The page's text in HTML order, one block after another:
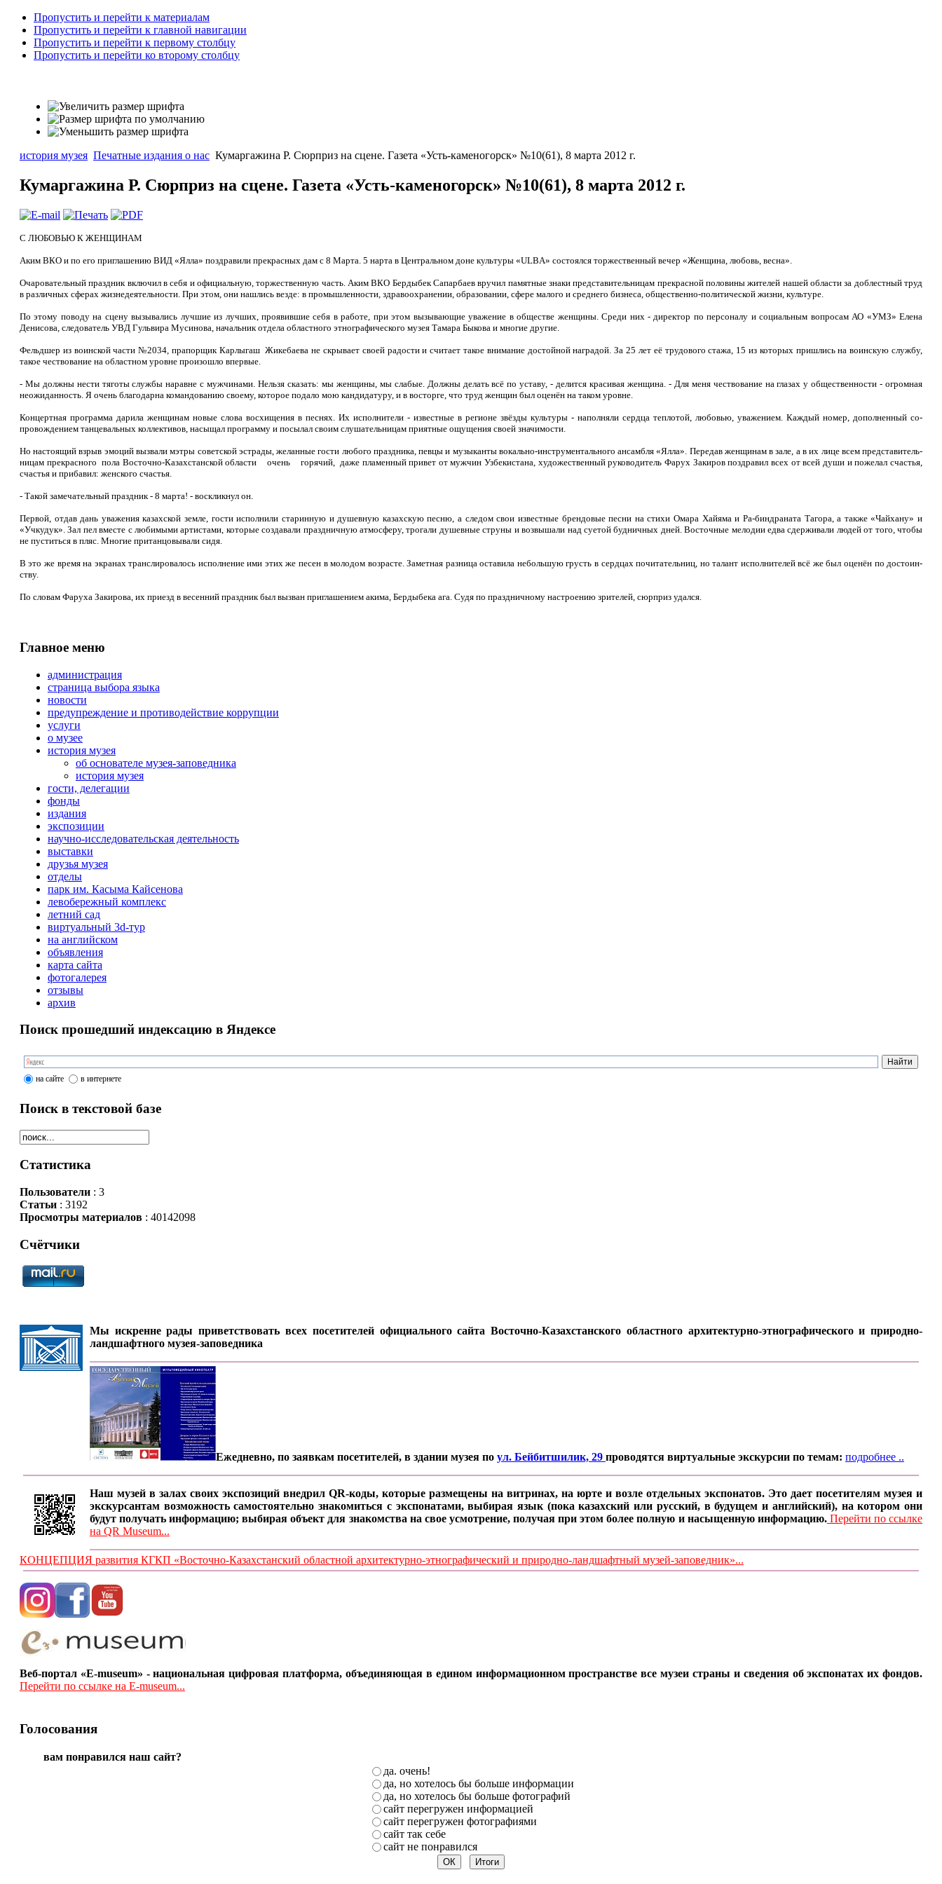
Пропустить и перейти к материалам
Пропустить и перейти к главной навигации
Пропустить и перейти к первому столбцу
Пропустить и перейти ко второму столбцу
история музея Печатные издания о нас Кумаргажина Р. Сюрприз на сцене. Газета «Усть-каменогорск» №10(61), 8 марта 2012 г.
Кумаргажина Р. Сюрприз на сцене. Газета «Усть-каменогорск» №10(61), 8 марта 2012 г.
С ЛЮБОВЬЮ К ЖЕНЩИНАМ
Аким ВКО и по его приглаше­нию ВИД «Ялла» поздравили прекрасных дам с 8 Марта. 5 нарта в Центральном доне культуры «ULBA» состоялся торжественный вечер «Жен­щина, любовь, весна».
Очаровательный празд­ник включил в себя и офи­циальную, торжественную часть. Аким ВКО Бердыбек Сапарбаев вручил памят­ные знаки представитель­ницам прекрасной полови­ны жителей нашей области за доблестный труд
в раз­личных сферах жизнедея­тельности. При этом, они нашлись везде: в промыш­ленности, здравоохране­нии, образовании, сфере малого и среднего бизнеса, общественно-политиче­ской жизни, культуре.
По этому поводу на сце­ну вызывались лучшие из лучших, проявившие себя в работе, при этом вызы­вающие уважение в обще­стве женщины. Среди них - директор по персоналу и социальным вопросам АО «УМЗ» Елена
Денисова, следователь УВД Гульвира Мусинова, начальник от­дела областного этногра­фического музея Тамара Быкова и многие другие.
Фельдшер из воинской части №2034, прапорщик Карлыгаш Жикебаева не скрывает своей радости и считает такое внимание достойной наградой. За 25 лет её трудового стажа, 15 из которых пришлись на воинскую службу,
такое чествование на областном уровне произошло впер­вые.
- Мы должны нести тя­готы службы наравне с мужчинами. Нельзя ска­зать: мы женщины, мы сла­бые. Должны делать всё по уставу, - делится красивая женщина. - Для меня че­ствование на глазах у общественности - огромная
неожиданность. Я очень благодарна командованию своему, которое подало мою кандидатуру, и в вос­торге, что труд женщин был оценён на таком уров­не.
Концертная программа дарила женщинам новые слова восхищения в пес­нях. Их исполнители - из­вестные в регионе звёзды культуры - наполняли сердца теплотой, любо­вью, уважением. Каждый номер, дополненный со­
провождением танцеваль­ных коллективов, насыщал программу и посылал сво­им слушательницам при­ятные ощущения своей значимости.
Но настоящий взрыв эмоций вызвали мэтры со­ветской эстрады, желанные гости любого праздника, певцы и музыканты во­кально-инструментально­го ансамбля «Ялла». Пере­дав женщинам в зале, а в их лице всем представитель­
ницам прекрасного пола Восточно-Казахстанской области очень горячий, даже пламенный привет от мужчин Узбекистана, худо­жественный руководитель Фарух Закиров поздравил всех от всей души и поже­лал счастья,
счастья и при­бавил: женского счастья.
- Такой замечательный праздник - 8 марта! - вос­кликнул он.
Первой, отдав дань ува­жения казахской земле, го­сти исполнили старинную и душевную казахскую пес­ню, а следом свои извест­ные брендовые песни на стихи Омара Хайяма и Ра-биндраната Тагора, а также «Чайхану» и
«Учкудук». Зал пел вместе с любимыми артистами, которые созда­вали праздничную атмос­феру, трогали душевные струны и возвышали над суетой будничных дней. Восточные мелодии едва сдерживали людей от того, чтобы
не пуститься в пляс. Многие пританцовывали сидя.
В это же время на экра­нах транслировалось ис­полнение ими этих же пе­сен в молодом возрасте. Заметная разница остави­ла небольшую грусть в сердцах почитательниц, но талант исполнителей всё же был оценён по достоин­
ству.
По словам Фаруха Закирова, их приезд в ве­сенний праздник был вы­зван приглашением акима, Бердыбека ага. Судя по праздничному настроению зрителей, сюрприз удался.
Главное меню
администрация
страница выбора языка
новости
предупреждение и противодействие коррупции
услуги
о музее
история музея
об основателе музея-заповедника
история музея
гости, делегации
фонды
издания
экспозиции
научно-исследовательская деятельность
выставки
друзья музея
отделы
парк им. Касыма Кайсенова
левобережный комплекс
летний сад
виртуальный 3d-тур
на английском
объявления
карта сайта
фотогалерея
отзывы
архив
Поиск прошедший индексацию в Яндексе
на сайте в интернете
Поиск в текстовой базе
Статистика
Пользователи: 3
Статьи: 3192
Просмотры материалов: 40142098
Счётчики
Мы искренне рады приветствовать всех посетителей официального сайта Восточно-Казахстанского областного архитектурно-этнографического и природно-
ландшафтного музея-заповедника
Ежедневно, по заявкам посетителей, в здании музея по ул. Бейбитшилик, 29 проводятся виртуальные экскурсии по темам: подробнее ..
Наш музей в залах своих экспозиций внедрил QR-коды, которые размещены на витринах, на юрте и возле отдельных экспонатов. Это дает посетителям музея и
экскурсантам возможность самостоятельно знакомиться с экспонатами, выбирая язык (пока казахский или русский, в будущем и английский), на котором они
будут получать информацию; выбирая объект для знакомства на свое усмотрение, получая при этом более полную и насыщенную информацию.Перейти по ссылке
на QR Museum...
КОНЦЕПЦИЯ развития КГКП «Восточно-Казахстанский областной архитектурно-этнографический и природно-ландшафтный музей-заповедник»...
Веб-портал «E-museum» - национальная цифровая платформа, объединяющая в едином информационном пространстве все музеи страны и сведения об экспонатах их фондов.
Перейти по ссылке на E-museum...
Голосования
вам понравился наш сайт?
да. очень!
да, но хотелось бы больше информации
да, но хотелось бы больше фотографий
сайт перегружен информацией
сайт перегружен фотографиями
сайт так себе
сайт не понравился